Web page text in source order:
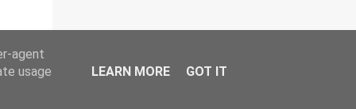
agent
usage
LEARN MORE GOT IT